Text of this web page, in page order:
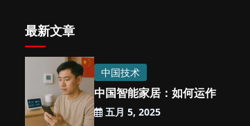
最新文章
中国技术
中国智能家居：如何运作
五月 5, 2025